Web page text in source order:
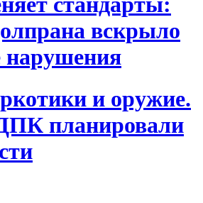
вскрыло
нарушения
и оружие.
планировали